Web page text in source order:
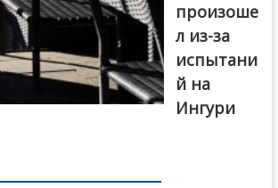
произоше
л из-за
испытани
й на
Ингури